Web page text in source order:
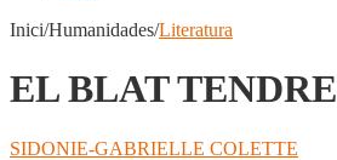
Inici/Humanidades/Literatura
EL BLAT TENDRE
SIDONIE-GABRIELLE COLETTE